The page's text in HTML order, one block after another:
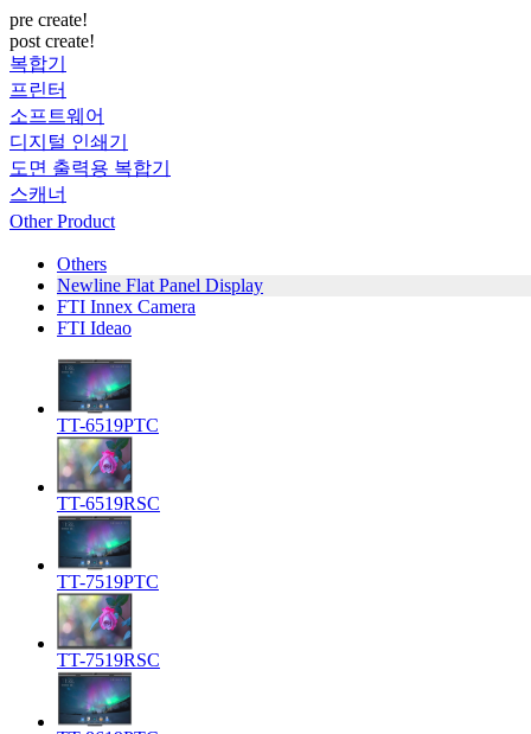
pre create!
post create!
복합기
프린터
소프트웨어
디지털 인쇄기
도면 출력용 복합기
스캐너
Other Product
Others
Newline Flat Panel Display
FTI Innex Camera
FTI Ideao
TT-6519PTC
TT-6519RSC
TT-7519PTC
TT-7519RSC